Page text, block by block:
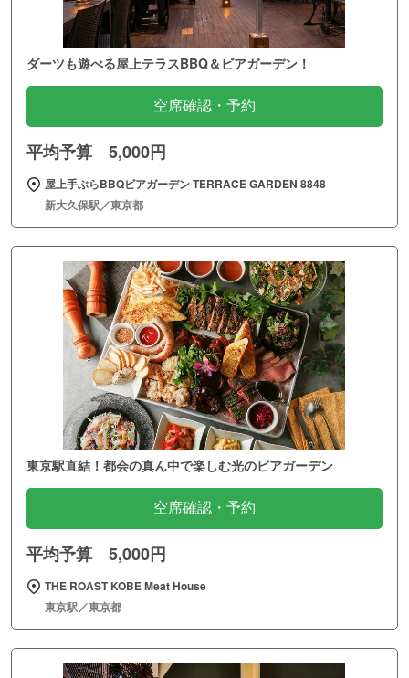
ダーツも遊べる屋上テラスBBQ＆ビアガーデン！
空席確認・予約
平均予算 5,000円
屋上手ぶらBBQビアガーデン TERRACE GARDEN 8848
新大久保駅／東京都
東京駅直結！都会の真ん中で楽しむ光のビアガーデン
空席確認・予約
平均予算 5,000円
THE ROAST KOBE Meat House
東京駅／東京都